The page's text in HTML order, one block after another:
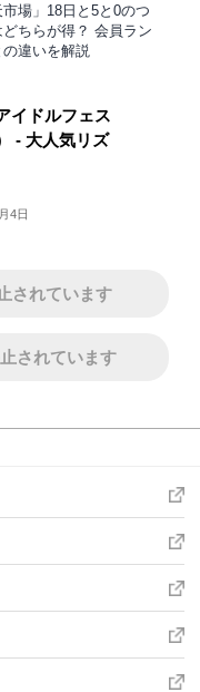
市場」18日と5と0のつ
どちらが得？ 会員ラン
の違いを解説
イドルフェス
- 大人気リズ
4日
されています
されています